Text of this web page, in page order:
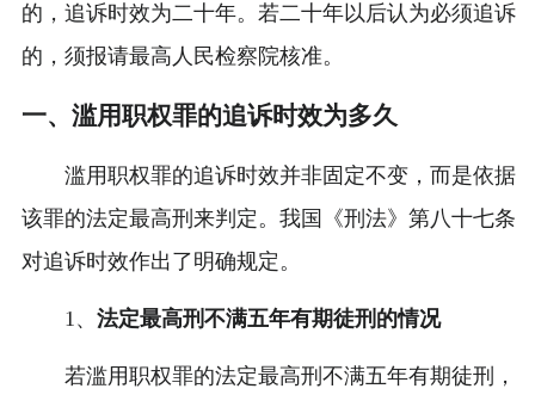
的，追诉时效为二十年。若二十年以后认为必须追诉
的，须报请最高人民检察院核准。
一、滥用职权罪的追诉时效为多久
滥用职权罪的追诉时效并非固定不变，而是依据
该罪的法定最高刑来判定。我国《刑法》第八十七条
对追诉时效作出了明确规定。
1、 法定最高刑不满五年有期徒刑的情况
若滥用职权罪的法定最高刑不满五年有期徒刑，